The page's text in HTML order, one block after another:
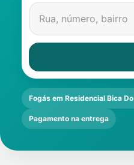
Rua, número, bairro
Fogás em Residencial Bica
Pagamento na entrega